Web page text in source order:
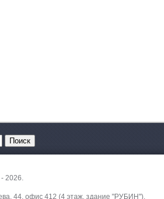
2026.
44, офис 412 (4 этаж, здание "РУБИН").